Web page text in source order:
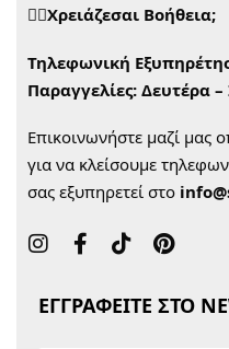
🙋‍♀️Χρειάζεσαι Βοήθεια;
Τηλεφωνική
Παραγγελίες: Δευτέρα
Επικοινωνήστε μαζί μας
για να κλείσουμε
σας εξυπηρετεί στο
ΕΓΓΡΑΦΕΙΤΕ ΣΤΟ